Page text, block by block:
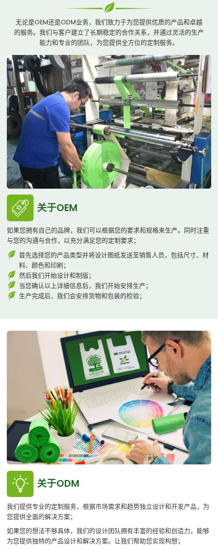
无论是OEM还是ODM业务，我们致力于为您提供优质的产品和卓越
的服务。我们与客户建立了长期稳定的合作关系，并通过灵活的生产
能力和专业的团队，为您提供全方位的定制服务。
关于OEM
如果您拥有自己的品牌，我们可以根据您的要求和规格来生产。同时注重
与您的沟通与合作，以充分满足您的定制要求；
首先选择您的产品类型并将设计图纸发送至销售人员，包括尺寸、材
料、颜色和印刷；
然后我们开始设计和制版；
当您确认以上详细信息后，我们开始安排生产；
生产完成后，我们会安排货物和包装的检验；
关于ODM
我们提供专业的定制服务，根据市场需求和趋势独立设计和开发产品，为
您提供全面的解决方案；
如果您的想法不够具体，我们的设计团队拥有丰富的经验和创造力，能够
为您提供独特的产品设计和解决方案。让我们帮助您实现构想；